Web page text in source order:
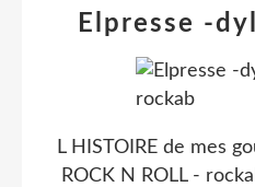
Elpresse -
L HISTOIRE de mes
ROCK N ROLL -